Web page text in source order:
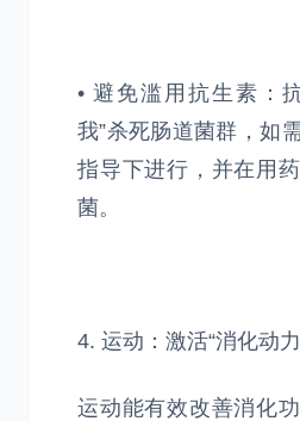
• 避免滥用抗生素：
我”杀死肠道菌群，如
指导下进行，并在用
菌。
4. 运动：激活“消化动
运动能有效改善消化